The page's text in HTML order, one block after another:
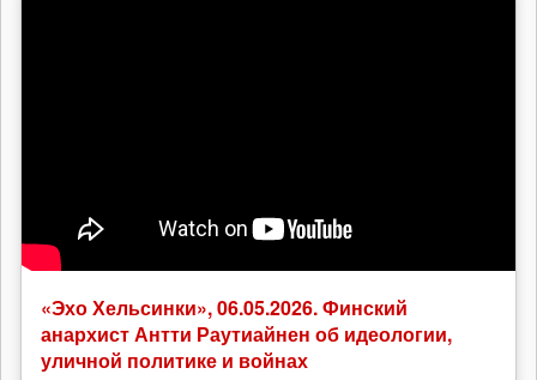
«Эхо Хельсинки», 06.05.2026. Финский
анархист Антти Раутиайнен об идеологии,
уличной политике и войнах